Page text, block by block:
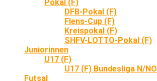
Pokal (F)
DFB-Pokal (F)
Flens-Cup (F)
Kreispokal (F)
SHFV-LOTTO-Pokal (F)
Juniorinnen
U17 (F)
U17 (F) Bundesliga N/NO
Futsal